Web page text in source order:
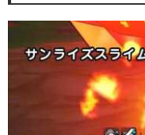
① サンライズ
毒々しい光
③ 毒々しい光
メラゾーマ
痛恨の一撃